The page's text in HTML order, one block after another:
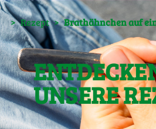
> Rezept > Brathähnchen auf
UNSERE